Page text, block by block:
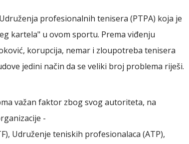
profesionalnih tenisera (PTPA) koja je
kartela" u ovom sportu. Prema viđenju
korupcija, nemar i zloupotreba tenisera
jedini način da se veliki broj problema riješi.
važan faktor zbog svog autoriteta, na
-
Udruženje teniskih profesionalaca (ATP),